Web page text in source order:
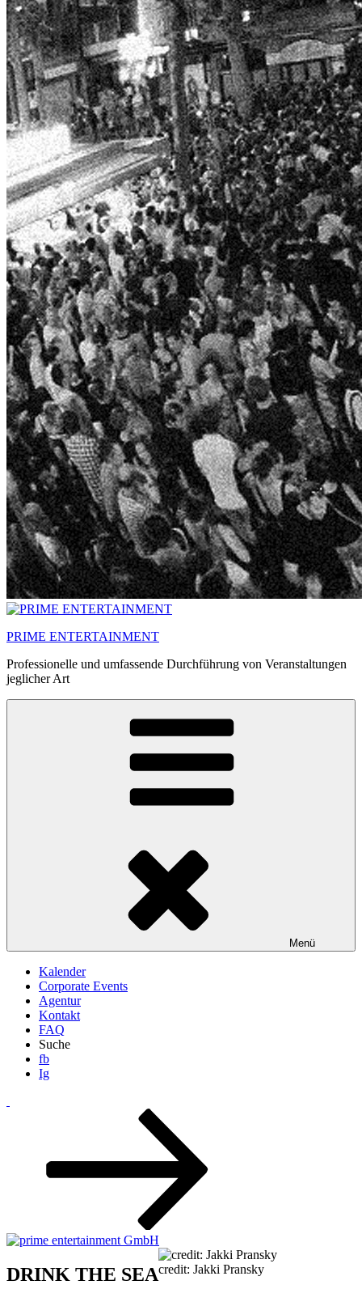
PRIME ENTERTAINMENT
Professionelle und umfassende Durchführung von Veranstaltungen
jeglicher Art
Menü
Kalender
Corporate Events
Agentur
Kontakt
FAQ
Suche
fb
Ig
DRINK THE SEAcredit: Jakki Pransky